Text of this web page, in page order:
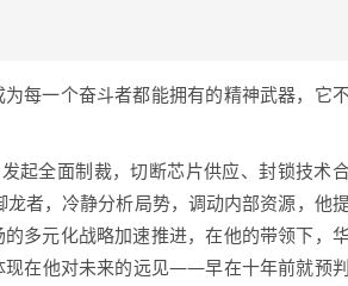
每一个奋斗者都能拥有的精神武器，它
起全面制裁，切断芯片供应、封锁技术
者，冷静分析局势，调动内部资源，他提
多元化战略加速推进，在他的带领下，
现在他对未来的远见——早在十年前就预判